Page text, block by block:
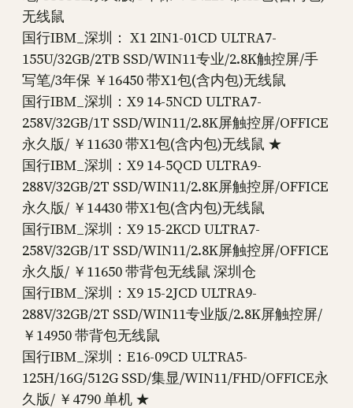
无线鼠
国行IBM_深圳： X1 2IN1-01CD ULTRA7-
155U/32GB/2TB SSD/WIN11专业/2.8K触控屏/手
写笔/3年保 ￥16450 带X1包(含内包)无线鼠
国行IBM_深圳：X9 14-5NCD ULTRA7-
258V/32GB/1T SSD/WIN11/2.8K屏触控屏/OFFICE
永久版/ ￥11630 带X1包(含内包)无线鼠 ★
国行IBM_深圳：X9 14-5QCD ULTRA9-
288V/32GB/2T SSD/WIN11/2.8K屏触控屏/OFFICE
永久版/ ￥14430 带X1包(含内包)无线鼠
国行IBM_深圳：X9 15-2KCD ULTRA7-
258V/32GB/1T SSD/WIN11/2.8K屏触控屏/OFFICE
永久版/ ￥11650 带背包无线鼠 深圳仓
国行IBM_深圳：X9 15-2JCD ULTRA9-
288V/32GB/2T SSD/WIN11专业版/2.8K屏触控屏/
￥14950 带背包无线鼠
国行IBM_深圳：E16-09CD ULTRA5-
125H/16G/512G SSD/集显/WIN11/FHD/OFFICE永
久版/ ￥4790 单机 ★